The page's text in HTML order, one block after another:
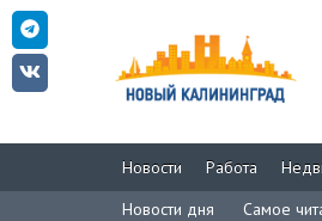
Новости Работа
Новости дня
Самое